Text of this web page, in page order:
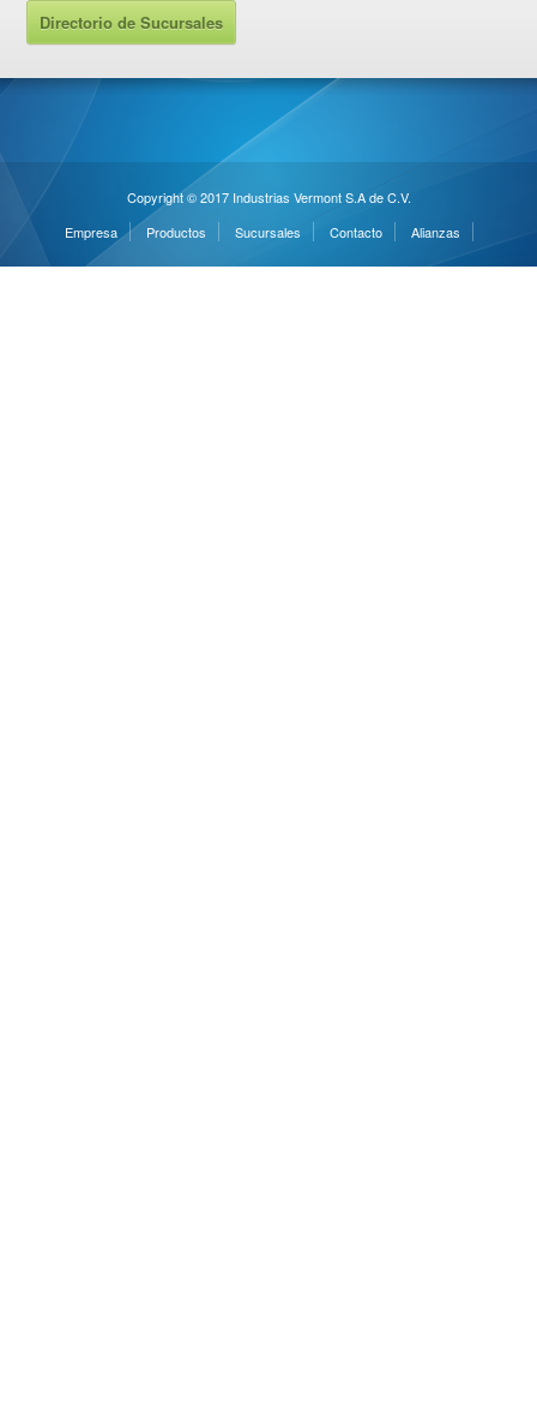
Directorio de Sucursales
Copyright © 2017 Industrias Vermont S.A de C.V.
Empresa
Productos Sucursales Contacto Alianzas